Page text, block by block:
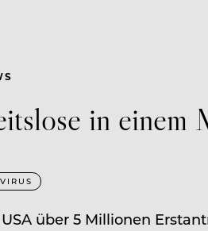
in einem
über 5 Millionen